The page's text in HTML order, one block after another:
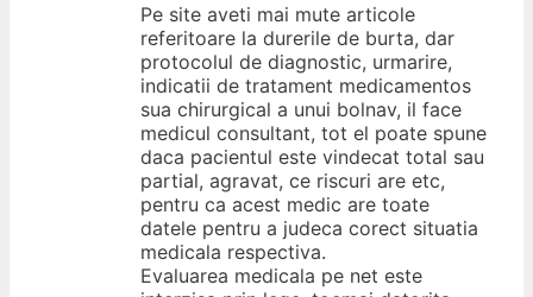
Pe site aveti mai mute articole
referitoare la durerile de burta, dar
protocolul de diagnostic, urmarire,
indicatii de tratament medicamentos
sua chirurgical a unui bolnav, il face
medicul consultant, tot el poate spune
daca pacientul este vindecat total sau
partial, agravat, ce riscuri are etc,
pentru ca acest medic are toate
datele pentru a judeca corect situatia
medicala respectiva.
Evaluarea medicala pe net este